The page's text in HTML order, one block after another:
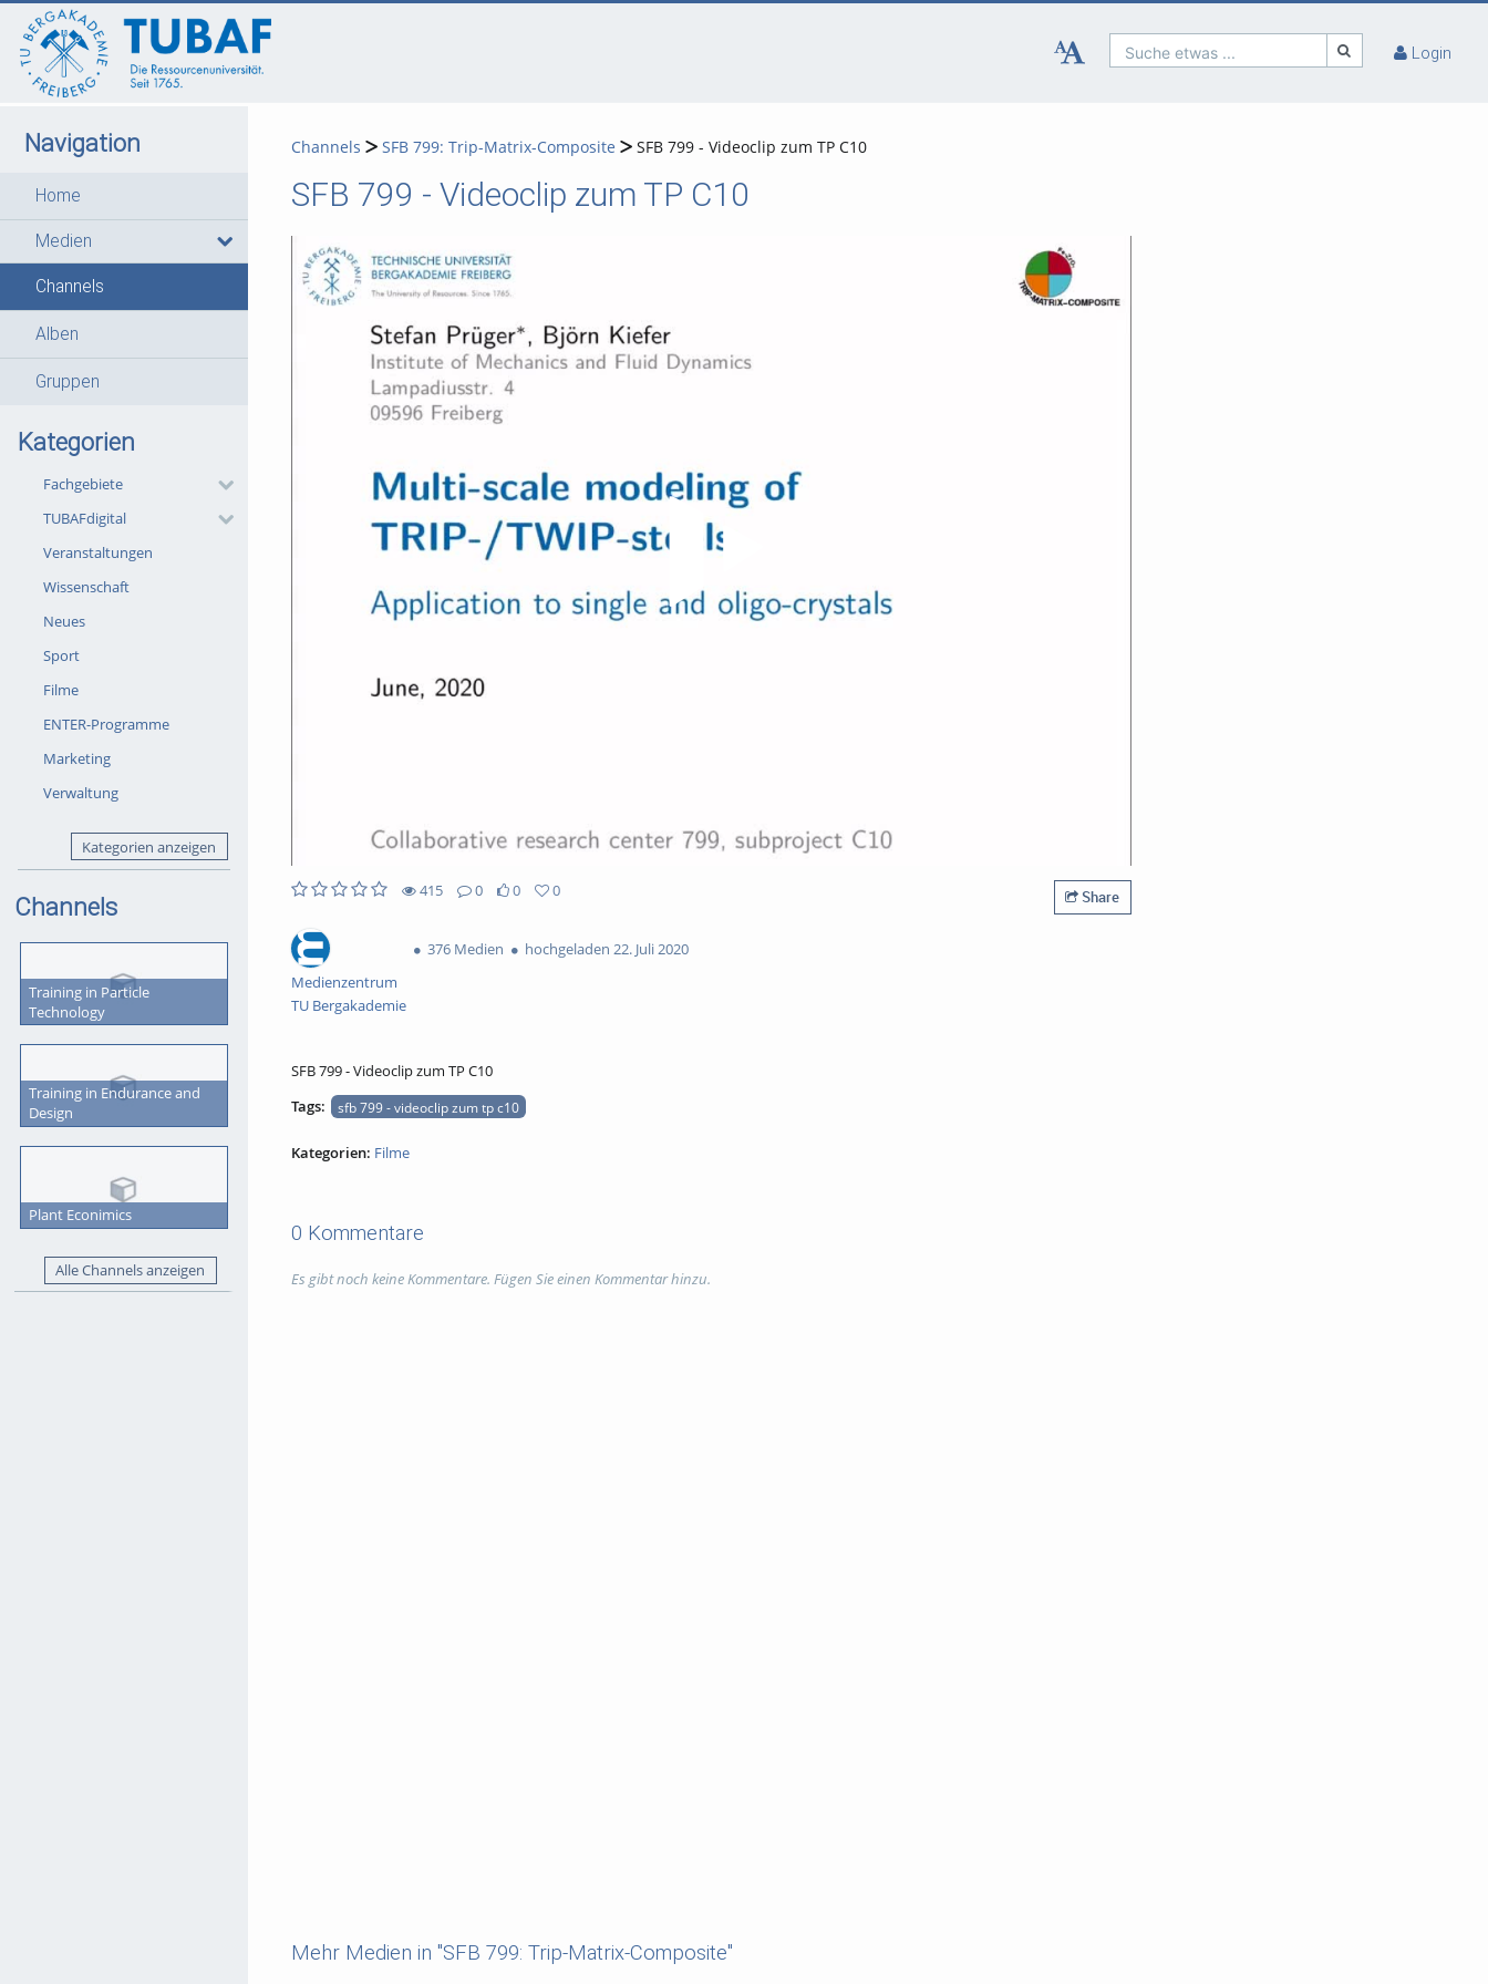
Suche etwas ... Login
Navigation
Home
Medien
Channels
Alben
Gruppen
Kategorien
Fachgebiete
TUBAFdigital
Veranstaltungen
Wissenschaft
Neues
Sport
Filme
ENTER-Programme
Marketing
Verwaltung
Kategorien anzeigen
Channels
Training in Particle
Technology
Training in Endurance and
Design
Plant Econimics
Alle Channels anzeigen
Channels SFB 799: Trip-Matrix-Composite SFB 799 - Videoclip zum TP C10
SFB 799 - Videoclip zum TP C10
Video abspielen
415
0
0
0
Share
Medienzentrum
TU Bergakademie
376 Medien hochgeladen 22. Juli 2020
SFB 799 - Videoclip zum TP C10
Tags:
sfb 799 - videoclip zum tp c10
Kategorien: Filme
0 Kommentare
Es gibt noch keine Kommentare. Fügen Sie einen Kommentar hinzu.
Mehr Medien in "SFB 799: Trip-Matrix-Composite"